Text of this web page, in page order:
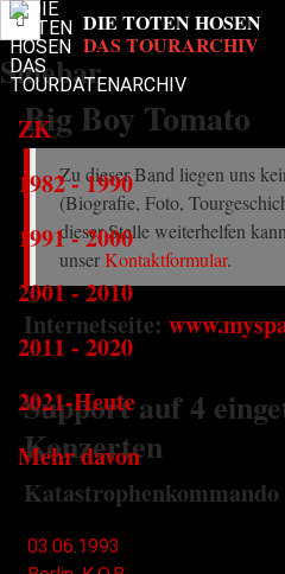
Sidebar
ZK
1982 - 1990
1991 - 2000
2001 - 2010
2011 - 2020
2021-Heute
Mehr davon
Big Boy Tomato
Zu dieser Band liegen uns
(Biografie, Foto,
dieser Stelle weiterhelfen
unser Kontaktformular.
Internetseite:
Support auf 4
Konzerten
Katastrophenkommando
03.06.1993